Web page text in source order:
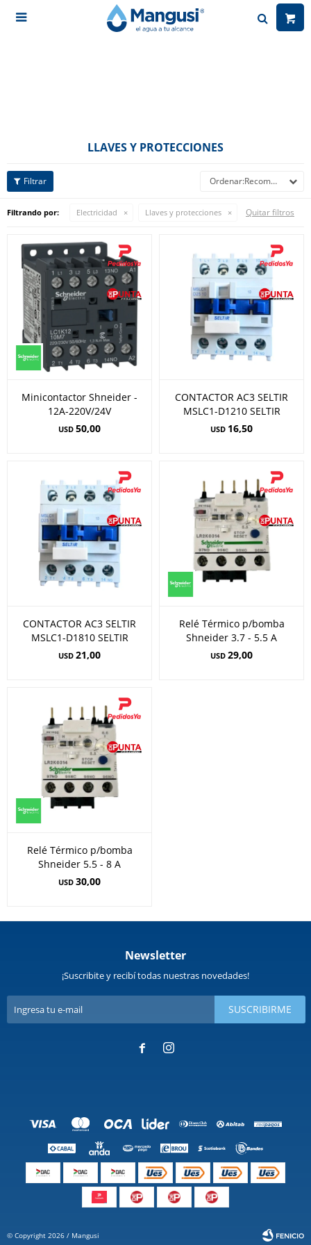

LLAVES Y PROTECCIONES
Recomendados
Filtrando por: Electricidad Llaves y protecciones Quitar filtros
Minicontactor Shneider -
12A-220V/24V
USD 50,00
CONTACTOR AC3 SELTIR
MSLC1-D1210 SELTIR
USD 16,50
CONTACTOR AC3 SELTIR
MSLC1-D1810 SELTIR
USD 21,00
Relé Térmico p/bomba
Shneider 3.7 - 5.5 A
USD 29,00
Relé Térmico p/bomba
Shneider 5.5 - 8 A
USD 30,00
Newsletter
¡Suscribite y recibí todas nuestras novedades!
SUSCRIBIRME
 
© Copyright 2026 / Mangusi